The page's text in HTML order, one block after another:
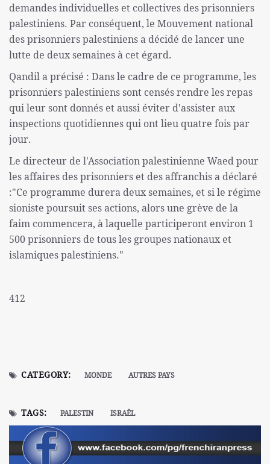
demandes individuelles et collectives des prisonniers
palestiniens. Par conséquent, le Mouvement national
des prisonniers palestiniens a décidé de lancer une
lutte de deux semaines à cet égard.
Qandil a précisé : Dans le cadre de ce programme, les
prisonniers palestiniens sont censés rendre les repas
qui leur sont donnés et aussi éviter d'assister aux
inspections quotidiennes qui ont lieu quatre fois par
jour.
Le directeur de l'Association palestinienne Waed pour
les affaires des prisonniers et des affranchis a déclaré
:"Ce programme durera deux semaines, et si le régime
sioniste poursuit ses actions, alors une grève de la
faim commencera, à laquelle participeront environ 1
500 prisonniers de tous les groupes nationaux et
islamiques palestiniens."
412
CATEGORY: MONDE AUTRES PAYS
TAGS: PALESTIN ISRAËL